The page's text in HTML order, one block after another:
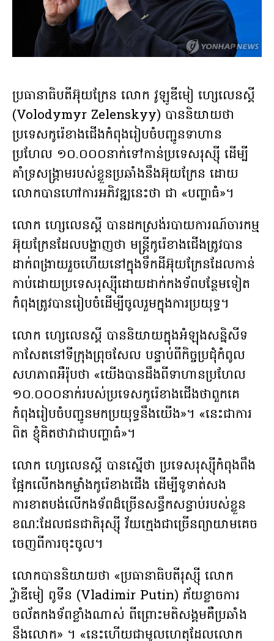
ប្រធានាធិបតីអ៊ុយក្រែន លោក វូឡូឌីមៀ ហ្សេលេនស្គី
(Volodymyr Zelenskyy) បាននិយាយថា
ប្រទេសកូរ៉េខាងជើងកំពុងរៀបចំបញ្ជូនទាហាន
ប្រហែល ១០.០០០នាក់ទៅកាន់ប្រទេសរុស្ស៊ី ដើម្បី
គាំទ្រសង្រ្គាមរបស់ខ្លួនប្រឆាំងនឹងអ៊ុយក្រែន ដោយ
លោកបានហៅការអភិវឌ្ឍនេះថា ជា «បញ្ហាធំ»។
លោក ហ្សេលេនស្គី បានដកស្រង់របាយការណ៍ចារកម្ម
អ៊ុយក្រែនដែលបង្ហាញថា មន្រ្ដីកូរ៉េខាងជើងត្រូវបាន
ដាក់ពង្រាយរួចហើយនៅក្នុងទឹកដីអ៊ុយក្រែនដែលកាន់
កាប់ដោយប្រទេសរុស្ស៊ីដោយដាក់កងទ័ពបន្ថែមទៀត
កំពុងត្រូវបានរៀបចំដើម្បីចូលរួមក្នុងការប្រយុទ្ធ។
លោក ហ្សេលេនស្គី បាននិយាយក្នុងអំឡុងសន្និសីទ
កាសែតនៅទីក្រុងព្រុចសែល បន្ទាប់ពីកិច្ចប្រជុំកំពូល
សហភាពអឺរ៉ុបថា «យើងបានដឹងពីទាហានប្រហែល
១០.០០០នាក់របស់ប្រទេសកូរ៉េខាងជើងថាពួកគេ
កំពុងរៀបចំបញ្ជូនមកប្រយុទ្ធនឹងយើង»។ «នេះជាការ
ពិត ខ្ញុំគិតថាវាជាបញ្ហាធំ»។
លោក ហ្សេលេនស្គី បានស្នើថា ប្រទេសរុស្ស៊ីកំពុងពឹង
ផ្អែកលើកងកម្លាំងកូរ៉េខាងជើង ដើម្បីទូទាត់សង
ការខាតបង់លើកងទ័ពដ៏ច្រើនសន្ធឹកសន្ធាប់របស់ខ្លួន
ខណៈដែលជនជាតិរុស្ស៊ី វ័យក្មេងជាច្រើនព្យាយាមគេច
ចេញពីការចុះចូល។
លោកបាននិយាយថា «ប្រធានាធិបតីរុស្ស៊ី លោក
វ្ល៉ាឌីមៀ ពូទីន (Vladimir Putin) ភ័យខ្លាចការ
ចល័តកងទ័ពខ្លាំងណាស់ ពីព្រោះមតិសង្គមគឺប្រឆាំង
នឹងលោក» ។ «នេះហើយជាមូលហេតុដែលលោក